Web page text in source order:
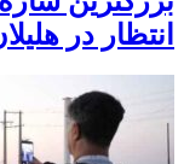
انتظار در